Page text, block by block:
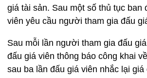
giá tài sản. Sau một số thủ tục ban
viên yêu cầu người tham gia đấu
Sau mỗi lần người tham gia đấu
đấu giá viên thông báo công khai
sau ba lần đấu giá viên nhắc lại